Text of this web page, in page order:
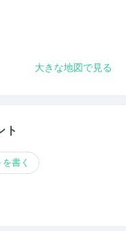
大きな地図で見る
ト
書く